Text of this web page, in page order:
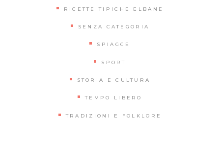
RICETTE TIPICHE ELBANE
SENZA CATEGORIA
SPIAGGE
SPORT
STORIA E CULTURA
TEMPO LIBERO
TRADIZIONI E FOLKLORE